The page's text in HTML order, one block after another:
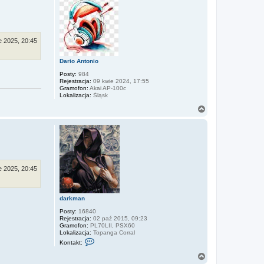
Dario Antonio
Posty: 984
Rejestracja: 09 kwie 2024, 17:55
Gramofon: Akai AP-100c
Lokalizacja: Śląsk
2025, 20:45
darkman
Posty: 16840
Rejestracja: 02 paź 2015, 09:23
Gramofon: PL70LII, PSX60
Lokalizacja: Topanga Corral
Kontakt:
2025, 20:45